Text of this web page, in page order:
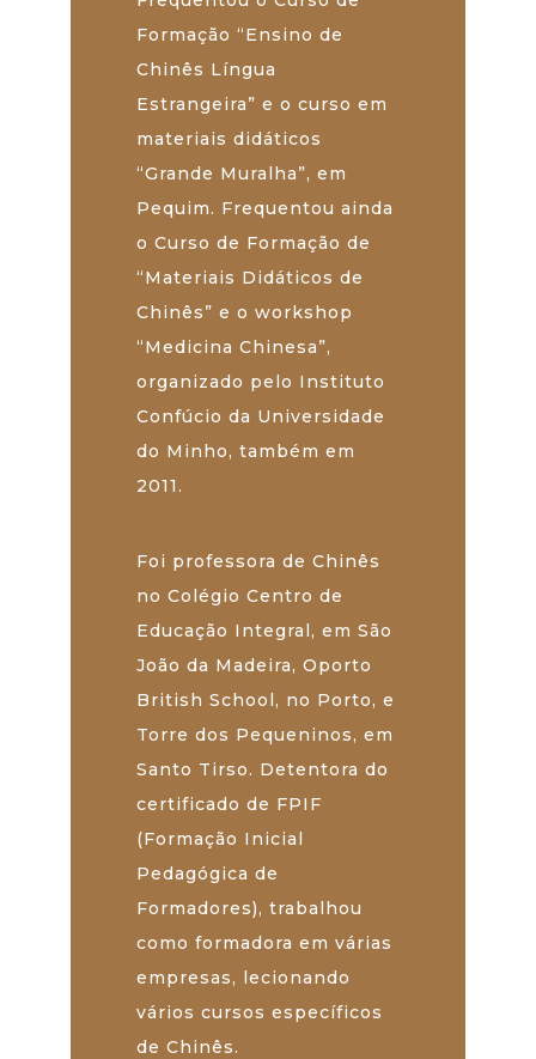
Formação “Ensino de
Chinês Língua
Estrangeira” e o curso em
materiais didáticos
“Grande Muralha”, em
Pequim. Frequentou ainda
o Curso de Formação de
“Materiais Didáticos de
Chinês” e o workshop
“Medicina Chinesa”,
organizado pelo Instituto
Confúcio da Universidade
do Minho, também em
2011.
Foi professora de Chinês
no Colégio Centro de
Educação Integral, em São
João da Madeira, Oporto
British School, no Porto, e
Torre dos Pequeninos, em
Santo Tirso. Detentora do
certificado de FPIF
(Formação Inicial
Pedagógica de
Formadores), trabalhou
como formadora em várias
empresas, lecionando
vários cursos específicos
de Chinês.